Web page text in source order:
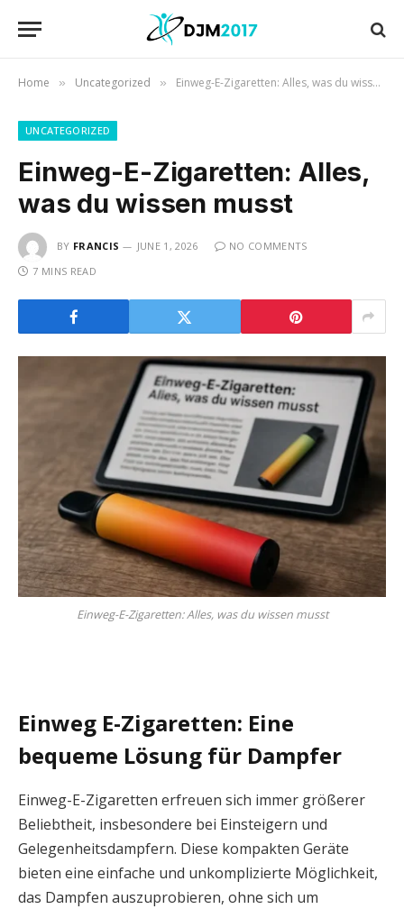
Home » Uncategorized » Einweg-E-Zigaretten: Alles, was du wissen musst
UNCATEGORIZED
Einweg-E-Zigaretten: Alles,
was du wissen musst
BY FRANCIS JUNE 1, 2026
NO COMMENTS
7 MINS READ
Einweg-E-Zigaretten: Alles, was du wissen musst
Einweg E-Zigaretten: Eine
bequeme Lösung für Dampfer
Einweg-E-Zigaretten erfreuen sich immer größerer
Beliebtheit, insbesondere bei Einsteigern und
Gelegenheitsdampfern. Diese kompakten Geräte
bieten eine einfache und unkomplizierte Möglichkeit,
das Dampfen auszuprobieren, ohne sich um